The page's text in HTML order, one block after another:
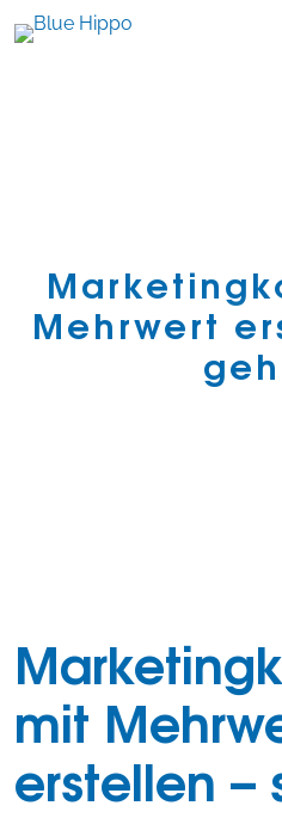
Mehrwert
mit
erstellen –